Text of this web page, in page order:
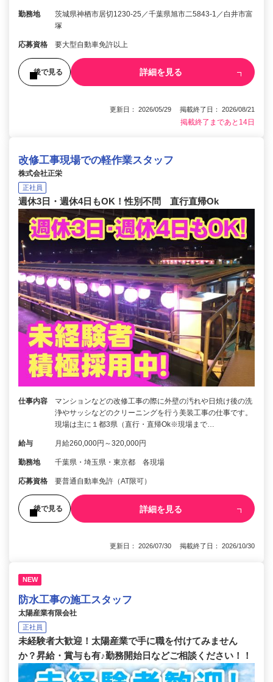
勤務地
茨城県神栖市居切1230‐25／千葉県旭市二5843-1／白井市富
塚
応募資格 要大型自動車免許以上
後で見る 詳細を見る
更新日： 2026/05/29 掲載終了日： 2026/08/21
掲載終了まであと14日
改修工事現場での軽作業スタッフ
株式会社正栄
正社員
週休3日・週休4日もOK！性別不問 直行直帰Ok
仕事内容
マンションなどの改修工事の際に外壁の汚れや日焼け後の洗
浄やサッシなどのクリーニングを行う美装工事の仕事です。
現場は主に１都3県（直行・直帰Ok※現場まで…
給与 月給260,000円～320,000円
勤務地 千葉県・埼玉県・東京都 各現場
応募資格 要普通自動車免許（AT限可）
後で見る 詳細を見る
更新日： 2026/07/30 掲載終了日： 2026/10/30
NEW
防水工事の施工スタッフ
太陽産業有限会社
正社員
未経験者大歓迎！太陽産業で手に職を付けてみません
か？昇給・賞与も有♪勤務開始日などご相談ください！！